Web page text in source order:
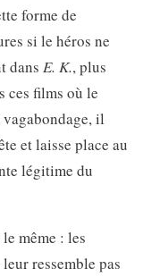
forme de
si le héros ne
dans E. K., plus
ces films où le
vagabondage, il
et laisse place au
légitime du
même : les
ressemble pas